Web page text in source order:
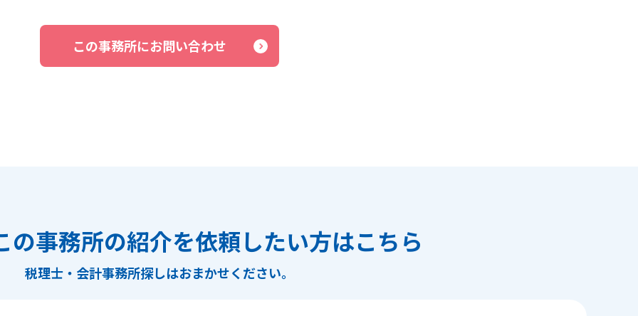
この事務所にお問い合わせ
の事務所の紹介を依頼したい方はこちら
税理士・会計事務所探しはおまかせください。